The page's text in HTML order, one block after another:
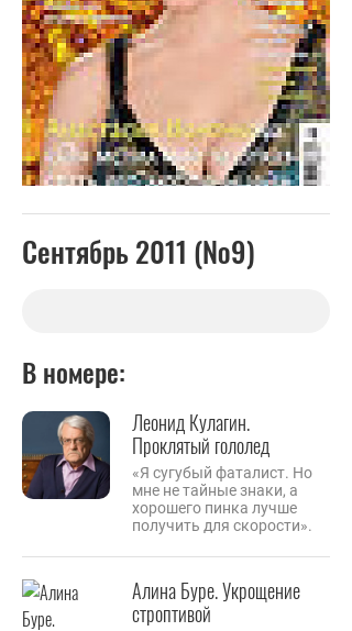
Сентябрь 2011 (№9)
В номере:
Леонид Кулагин.
Проклятый гололед
«Я сугубый фаталист. Но
мне не тайные знаки, а
хорошего пинка лучше
получить для скорости».
Алина Буре. Укрощение
строптивой